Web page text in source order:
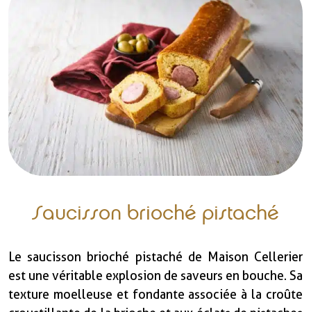
Saucisson brioché pistaché
Le saucisson brioché pistaché de Maison Cellerier
est une véritable explosion de saveurs en bouche. Sa
texture moelleuse et fondante associée à la croûte